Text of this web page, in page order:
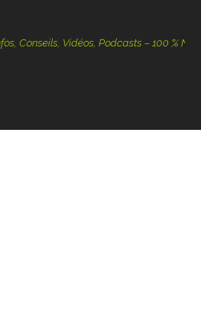
Vidéos, Podcasts – 100 % Nature